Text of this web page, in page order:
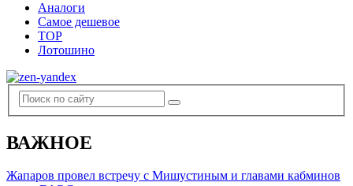
Аналоги
Самое дешевое
TOP
Лотошино
ВАЖНОЕ
Жапаров провел встречу с Мишустиным и главами кабминов